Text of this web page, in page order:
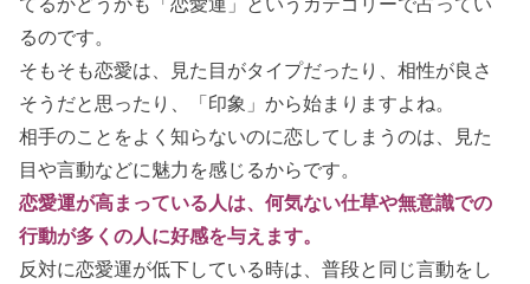
るのです。
そもそも恋愛は、見た目がタイプだったり、相性が良さ
そうだと思ったり、「印象」から始まりますよね。
相手のことをよく知らないのに恋してしまうのは、見た
目や言動などに魅力を感じるからです。
恋愛運が高まっている人は、何気ない仕草や無意識での
行動が多くの人に好感を与えます。
反対に恋愛運が低下している時は、普段と同じ言動をし